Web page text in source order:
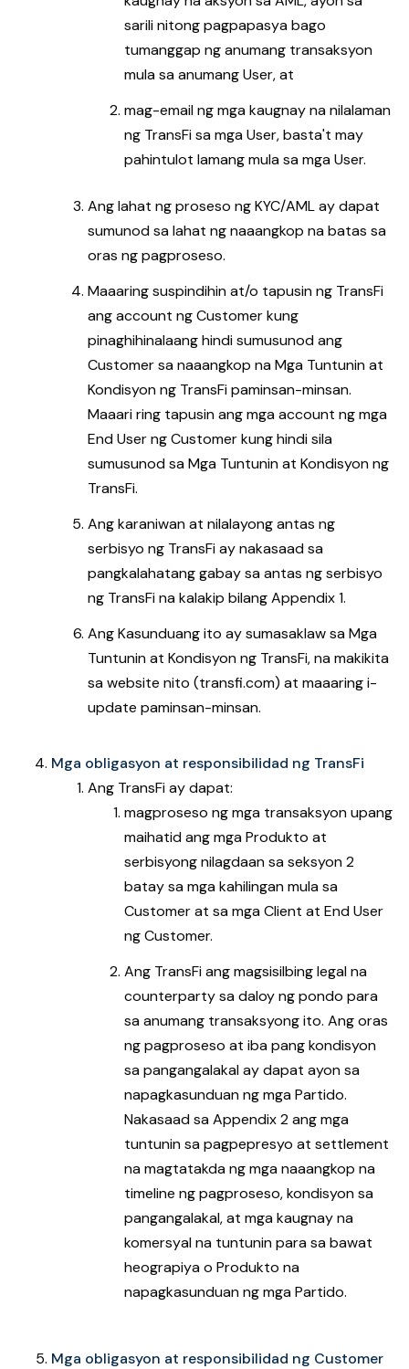
sarili nitong pagpapasya bago
tumanggap ng anumang transaksyon
mula sa anumang User, at
mag-email ng mga kaugnay na nilalaman
ng TransFi sa mga User, basta't may
pahintulot lamang mula sa mga User.
Ang lahat ng proseso ng KYC/AML ay dapat
sumunod sa lahat ng naaangkop na batas sa
oras ng pagproseso.
Maaaring suspindihin at/o tapusin ng TransFi
ang account ng Customer kung
pinaghihinalaang hindi sumusunod ang
Customer sa naaangkop na Mga Tuntunin at
Kondisyon ng TransFi paminsan-minsan.
Maaari ring tapusin ang mga account ng mga
End User ng Customer kung hindi sila
sumusunod sa Mga Tuntunin at Kondisyon ng
TransFi.
Ang karaniwan at nilalayong antas ng
serbisyo ng TransFi ay nakasaad sa
pangkalahatang gabay sa antas ng serbisyo
ng TransFi na kalakip bilang Appendix 1.
Ang Kasunduang ito ay sumasaklaw sa Mga
Tuntunin at Kondisyon ng TransFi, na makikita
sa website nito (transfi.com) at maaaring i-
update paminsan-minsan.
Mga obligasyon at responsibilidad ng TransFi
Ang TransFi ay dapat:
magproseso ng mga transaksyon upang
maihatid ang mga Produkto at
serbisyong nilagdaan sa seksyon 2
batay sa mga kahilingan mula sa
Customer at sa mga Client at End User
ng Customer.
Ang TransFi ang magsisilbing legal na
counterparty sa daloy ng pondo para
sa anumang transaksyong ito. Ang oras
ng pagproseso at iba pang kondisyon
sa pangangalakal ay dapat ayon sa
napagkasunduan ng mga Partido.
Nakasaad sa Appendix 2 ang mga
tuntunin sa pagpepresyo at settlement
na magtatakda ng mga naaangkop na
timeline ng pagproseso, kondisyon sa
pangangalakal, at mga kaugnay na
komersyal na tuntunin para sa bawat
heograpiya o Produkto na
napagkasunduan ng mga Partido.
Mga obligasyon at responsibilidad ng Customer